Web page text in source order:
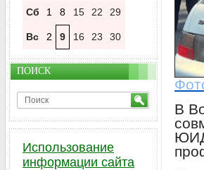
В
Сб 1 8 15 22 29
Вс 2 9 16 23 30
ПОИСК
Использование
информации сайта